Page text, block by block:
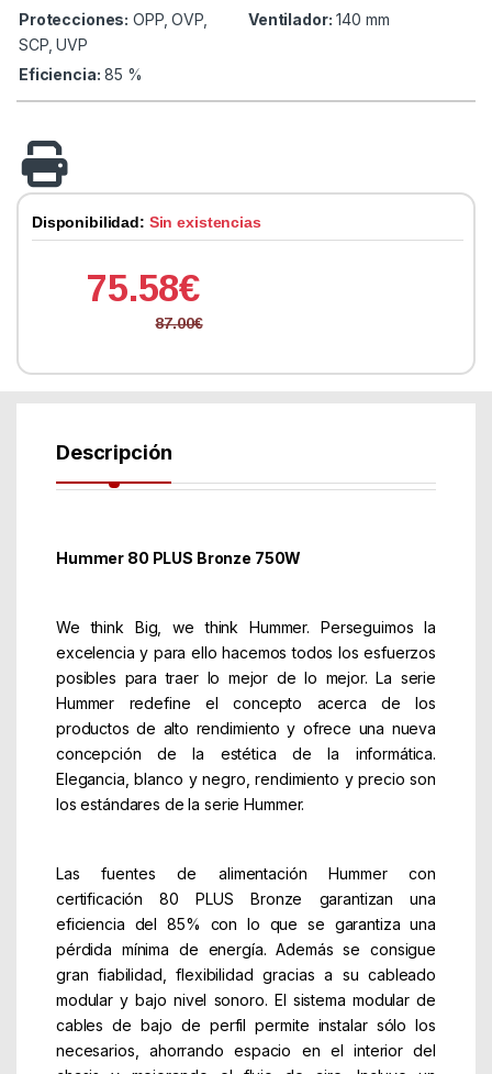
Protecciones: OPP, OVP,
SCP, UVP
Ventilador: 140 mm
Eficiencia: 85 %
Disponibilidad: Sin existencias
75.58€
87.00€
Descripción
Hummer 80 PLUS Bronze 750W
We think Big, we think Hummer. Perseguimos la
excelencia y para ello hacemos todos los esfuerzos
posibles para traer lo mejor de lo mejor. La serie
Hummer redefine el concepto acerca de los
productos de alto rendimiento y ofrece una nueva
concepción de la estética de la informática.
Elegancia, blanco y negro, rendimiento y precio son
los estándares de la serie Hummer.
Las fuentes de alimentación Hummer con
certificación 80 PLUS Bronze garantizan una
eficiencia del 85% con lo que se garantiza una
pérdida mínima de energía. Además se consigue
gran fiabilidad, flexibilidad gracias a su cableado
modular y bajo nivel sonoro. El sistema modular de
cables de bajo de perfil permite instalar sólo los
necesarios, ahorrando espacio en el interior del